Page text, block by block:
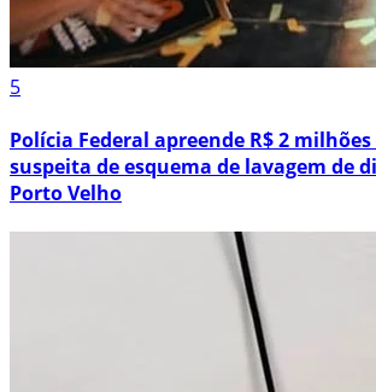
5
Polícia Federal apreende R$ 2
suspeita de esquema de lavagem de
Porto Velho